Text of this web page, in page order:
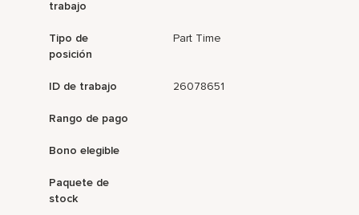
trabajo
Tipo de
posición
Part Time
ID de trabajo 26078651
Rango de pago
Bono elegible
Paquete de
stock